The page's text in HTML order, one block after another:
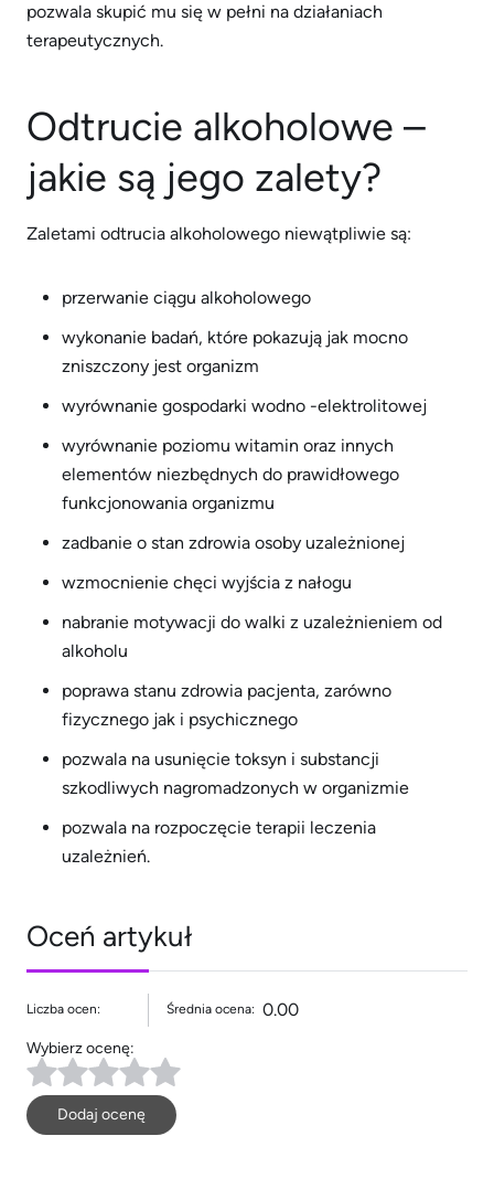
pozwala skupić mu się w pełni na działaniach
terapeutycznych.
Odtrucie alkoholowe –
jakie są jego zalety?
Zaletami odtrucia alkoholowego niewątpliwie są:
przerwanie ciągu alkoholowego
wykonanie badań, które pokazują jak mocno
zniszczony jest organizm
wyrównanie gospodarki wodno -elektrolitowej
wyrównanie poziomu witamin oraz innych
elementów niezbędnych do prawidłowego
funkcjonowania organizmu
zadbanie o stan zdrowia osoby uzależnionej
wzmocnienie chęci wyjścia z nałogu
nabranie motywacji do walki z uzależnieniem od
alkoholu
poprawa stanu zdrowia pacjenta, zarówno
fizycznego jak i psychicznego
pozwala na usunięcie toksyn i substancji
szkodliwych nagromadzonych w organizmie
pozwala na rozpoczęcie terapii leczenia
uzależnień.
Oceń artykuł
Liczba ocen: Średnia ocena: 0.00
Wybierz ocenę:
Dodaj ocenę